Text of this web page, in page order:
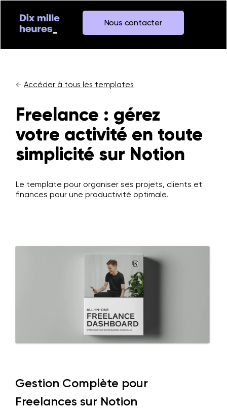
Nous contacter
← Accéder à tous les templates
Freelance : gérez
votre activité en toute
simplicité sur Notion
Le template pour organiser ses projets, clients et
finances pour une productivité optimale.
Gestion Complète pour
Freelances sur Notion